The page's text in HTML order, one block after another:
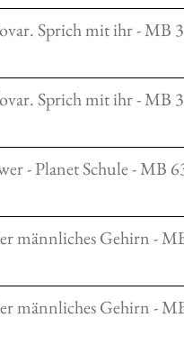
Sprich mit ihr - MB
Sprich mit ihr - MB
- Planet Schule - MB
männliches Gehirn -
männliches Gehirn -